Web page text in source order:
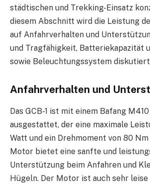
städtischen und Trekking-Einsatz
diesem Abschnitt wird die Leistung
auf Anfahrverhalten und
und Tragfähigkeit, Batteriekapazität
sowie Beleuchtungssystem
Anfahrverhalten und
Das GCB-1 ist mit einem Bafang
ausgestattet, der eine maximale
Watt und ein Drehmoment von 80
Motor bietet eine sanfte und
Unterstützung beim Anfahren und
Hügeln. Der Motor ist auch sehr